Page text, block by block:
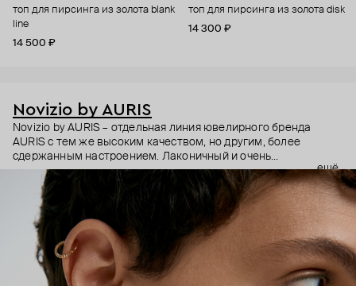
топ для пирсинга из золота blank
line
14 500 ₽
топ для пирсинга из золота disk
14 300 ₽
Novizio by AURIS
Novizio by AURIS – отдельная линия ювелирного бренда
AURIS с тем же высоким качеством, но другим, более
сдержанным настроением. Лаконичный и очень
ненавязчивый дизайн, качественные материалы и высокие
технологии производства – этот пирсинг становится
практически продолжением тела, так, чтобы носить было
безопасно и комфортно в любой ситуации.
ещё